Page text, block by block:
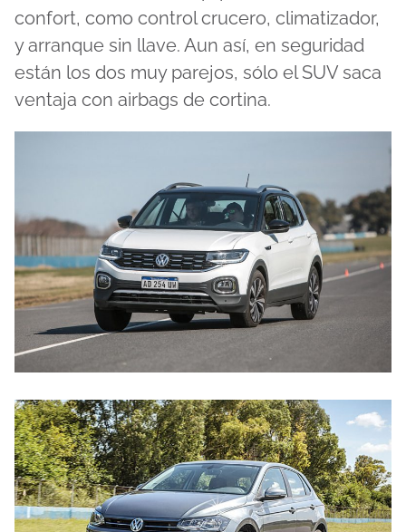
confort, como control crucero, climatizador,
y arranque sin llave. Aun así, en seguridad
están los dos muy parejos, sólo el SUV saca
ventaja con airbags de cortina.